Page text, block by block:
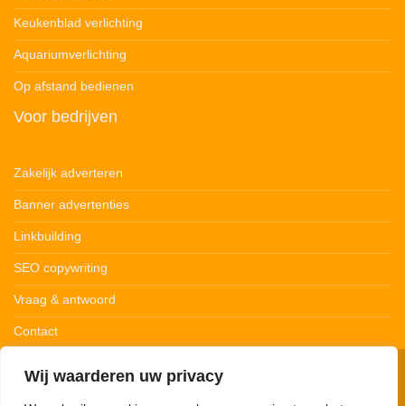
Wij waarderen uw privacy
Keukenblad verlichting
Aquariumverlichting
Op afstand bedienen
Voor bedrijven
Zakelijk adverteren
Banner advertenties
Linkbuilding
SEO copywriting
Vraag & antwoord
Contact
Privacybeleid Cookiebeleid Disclaimer